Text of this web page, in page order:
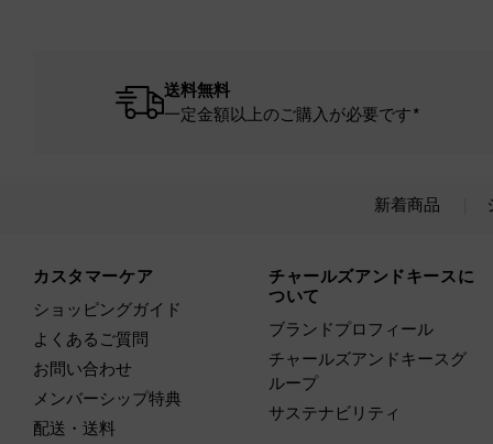
送料無料
一定金額以上のご購入が必要です*
新着商品
カスタマーケア
ショッピングガイド
よくあるご質問
お問い合わせ
メンバーシップ特典
配送・送料
チャールズアンドキースに
ついて
ブランドプロフィール
チャールズアンドキースグ
ループ
サステナビリティ